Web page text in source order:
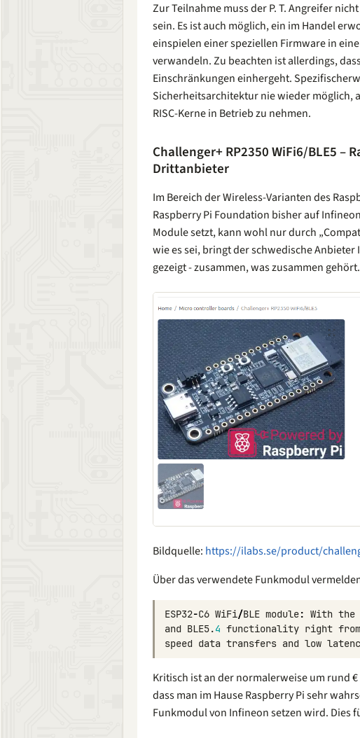
Zur Teilnahme muss der P. T. Angreifer
sein. Es ist auch möglich, ein im Handel
einspielen einer speziellen Firmware in
verwandeln. Zu beachten ist allerdings,
Einschränkungen einhergeht.
Sicherheitsarchitektur nie wieder möglich,
RISC-Kerne in Betrieb zu nehmen.
Challenger+ RP2350 WiFi6/BLE5 –
Drittanbieter
Im Bereich der Wireless-Varianten des
Raspberry Pi Foundation bisher auf
Module setzt, kann wohl nur durch
wie es sei, bringt der schwedische
gezeigt - zusammen, was zusammen gehört.
Bildquelle: https://ilabs.se/product/
Über das verwendete Funkmodul
ESP32-C6 WiFi/BLE module: With the
and BLE5.4 functionality right from
speed data transfers and low
Kritisch ist an der normalerweise um rund
dass man im Hause Raspberry Pi sehr
Funkmodul von Infineon setzen wird. Dies